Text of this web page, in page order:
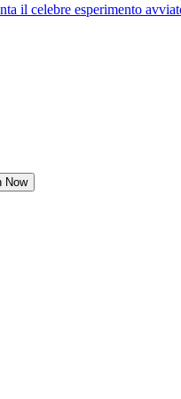
il celebre esperimento
Now